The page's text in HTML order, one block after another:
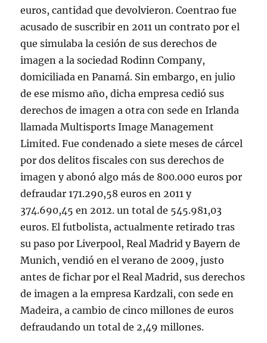
euros, cantidad que devolvieron. Coentrao fue
acusado de suscribir en 2011 un contrato por el
que simulaba la cesión de sus derechos de
imagen a la sociedad Rodinn Company,
domiciliada en Panamá. Sin embargo, en julio
de ese mismo año, dicha empresa cedió sus
derechos de imagen a otra con sede en Irlanda
llamada Multisports Image Management
Limited. Fue condenado a siete meses de cárcel
por dos delitos fiscales con sus derechos de
imagen y abonó algo más de 800.000 euros por
defraudar 171.290,58 euros en 2011 y
374.690,45 en 2012. un total de 545.981,03
euros. El futbolista, actualmente retirado tras
su paso por Liverpool, Real Madrid y Bayern de
Munich, vendió en el verano de 2009, justo
antes de fichar por el Real Madrid, sus derechos
de imagen a la empresa Kardzali, con sede en
Madeira, a cambio de cinco millones de euros
defraudando un total de 2,49 millones.